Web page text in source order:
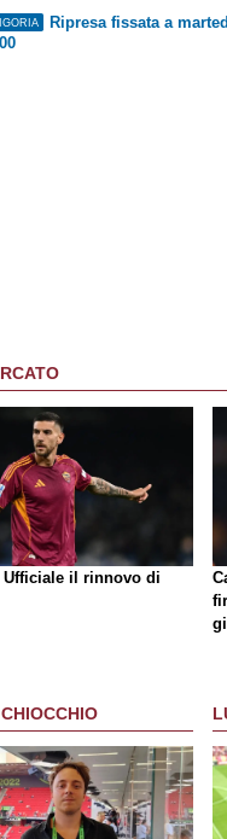
Ripresa fissata a
Ufficiale il rinnovo di